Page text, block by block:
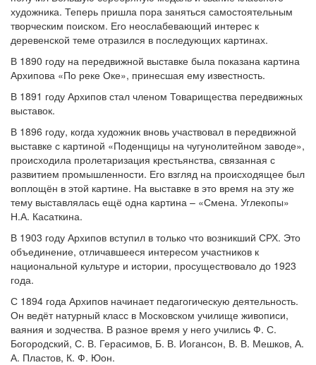
художника. Теперь пришла пора заняться самостоятельным
творческим поиском. Его неослабевающий интерес к
деревенской теме отразился в последующих картинах.
В 1890 году на передвижной выставке была показана картина
Архипова «По реке Оке», принесшая ему известность.
В 1891 году Архипов стал членом Товарищества передвижных
выставок.
В 1896 году, когда художник вновь участвовал в передвижной
выставке с картиной «Поденщицы на чугунолитейном заводе»,
происходила пролетаризация крестьянства, связанная с
развитием промышленности. Его взгляд на происходящее был
воплощён в этой картине. На выставке в это время на эту же
тему выставлялась ещё одна картина – «Смена. Углекопы»
Н.А. Касаткина.
В 1903 году Архипов вступил в только что возникший СРХ. Это
объединение, отличавшееся интересом участников к
национальной культуре и истории, просуществовало до 1923
года.
С 1894 года Архипов начинает педагогическую деятельность.
Он ведёт натурный класс в Московском училище живописи,
ваяния и зодчества. В разное время у него учились Ф. С.
Богородский, С. В. Герасимов, Б. В. Иогансон, В. В. Мешков, А.
А. Пластов, К. Ф. Юон.